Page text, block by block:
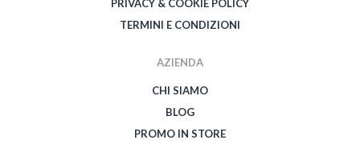
PRIVACY & COOKIE POLICY
TERMINI E CONDIZIONI
AZIENDA
CHI SIAMO
BLOG
PROMO IN STORE